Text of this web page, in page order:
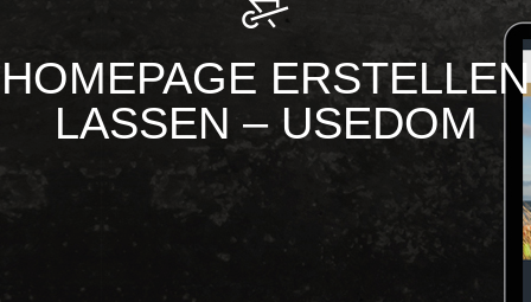
HOMEPAGE ERSTELLEN
LASSEN – USEDOM